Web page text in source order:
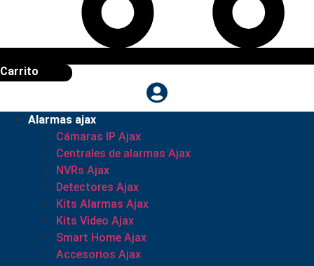
Carrito
Alarmas ajax
Cámaras IP Ajax
Centrales de alarmas Ajax
NVRs Ajax
Detectores Ajax
Kits Alarmas Ajax
Kits Video Ajax
Smart Home Ajax
Accesorios Ajax